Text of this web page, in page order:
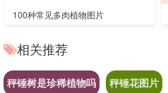
100种常见多肉植物图片
相关推荐
秤锤树是珍稀植物吗 秤锤花图片